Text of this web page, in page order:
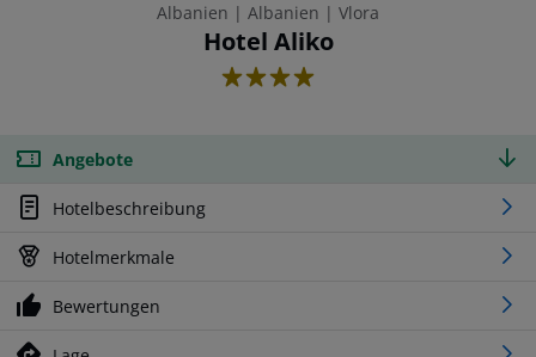
Albanien | Albanien | Vlora
Hotel Aliko
4
Angebote
Hotelbeschreibung
Hotelmerkmale
Bewertungen